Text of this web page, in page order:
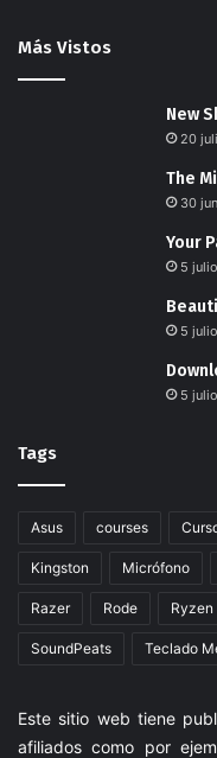
Más Vistos
New
20
The
30
Your
5
5
5
Tags
Asus courses
Kingston Micrófono
Razer Rode Ryzen
SoundPeats Teclado
Este sitio web tiene
afiliados como por